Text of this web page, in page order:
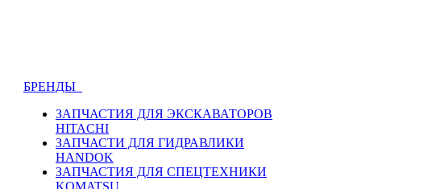
БРЕНДЫ
ЗАПЧАСТИЯ ДЛЯ ЭКСКАВАТОРОВ
HITACHI
ЗАПЧАСТИ ДЛЯ ГИДРАВЛИКИ
HANDOK
ЗАПЧАСТИЯ ДЛЯ СПЕЦТЕХНИКИ
KOMATSU